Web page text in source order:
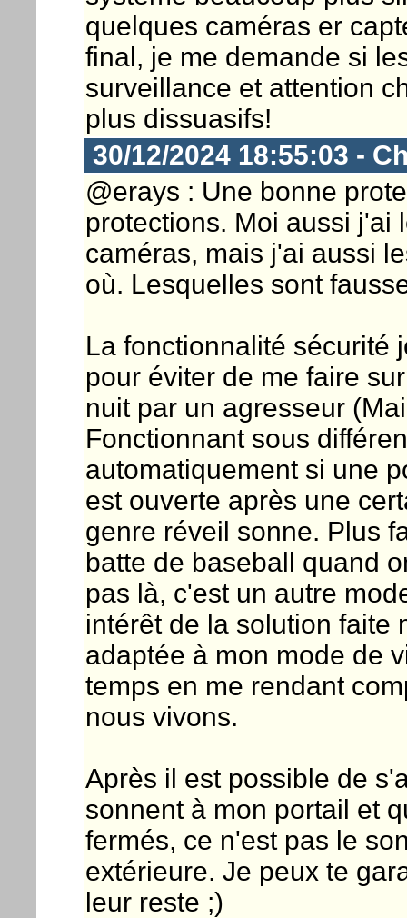
quelques caméras er
final, je me demande si
surveillance et attention
plus dissuasifs!
30/12/2024 18:55:03 -
@erays : Une bonne
protections. Moi aussi j'ai
caméras, mais j'ai aussi
où. Lesquelles sont
La fonctionnalité sécurité
pour éviter de me faire
nuit par un agresseur
Fonctionnant sous
automatiquement si une
est ouverte après une
genre réveil sonne. Plus
batte de baseball quand
pas là, c'est un autre
intérêt de la solution faite
adaptée à mon mode de
temps en me rendant
nous vivons.
Après il est possible de
sonnent à mon portail et
fermés, ce n'est pas le
extérieure. Je peux te
leur reste ;)